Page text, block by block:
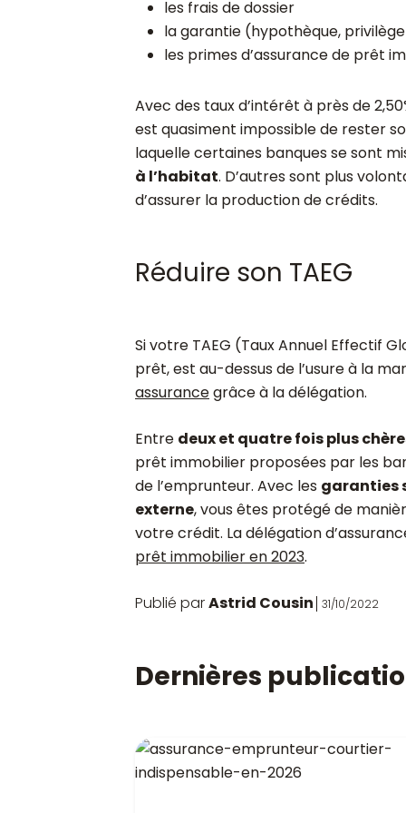
les frais de dossier
la garantie (hypothèque,
les primes d’assurance de prêt
Avec des taux d’intérêt à près de
est quasiment impossible de rester
laquelle certaines banques se sont
à l’habitat. D’autres sont plus
d’assurer la production de crédits.
Réduire son TAEG
Si votre TAEG (Taux Annuel Effectif
prêt, est au-dessus de l’usure à la
assurancegrâce à la délégation.
Entre deux et quatre fois plus
prêt immobilier proposées par les
de l’emprunteur. Avec les garanties
externe, vous êtes protégé de
votre crédit. La délégation
prêt immobilier en 2023.
Publié parAstrid Cousin 31/10/2022
Dernières